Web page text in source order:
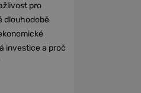
pro
dlouhodobě
investice a proč